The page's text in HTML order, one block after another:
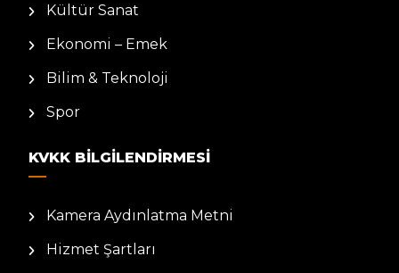
Kültür Sanat
Ekonomi – Emek
Bilim & Teknoloji
Spor
KVKK BILGILENDIRMESI
Kamera Aydınlatma Metni
Hizmet Şartları